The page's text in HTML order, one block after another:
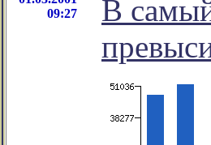
09:27
В